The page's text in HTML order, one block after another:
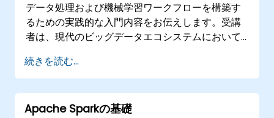
データ処理および機械学習ワークフローを構築す
るための実践的な入門内容をお伝えします。受講
者は、現代のビッグデータエコシステムにおいて
ピューティングの原理を用いて大規模なデータセ
ットを効率的に処理するかについて学びます。
続きを読む...
Apache Sparkの基礎